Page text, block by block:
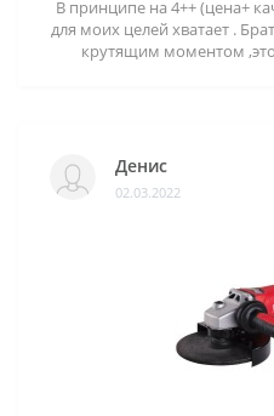
В принципе на 4++ (цена+
для моих целей хватает .
крутящим моментом
Денис
02.03.2022